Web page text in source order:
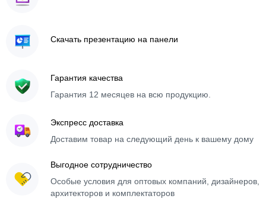
Скачать презентацию на панели
Гарантия качества
Гарантия 12 месяцев на всю продукцию.
Экспресс доставка
Доставим товар на следующий день к вашему дому
Выгодное сотрудничество
Особые условия для оптовых компаний, дизайнеров,
архитекторов и комплектаторов